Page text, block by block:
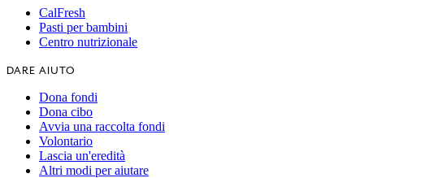
CalFresh
Pasti per bambini
Centro nutrizionale
DARE AIUTO
Dona fondi
Dona cibo
Avvia una raccolta fondi
Volontario
Lascia un'eredità
Altri modi per aiutare